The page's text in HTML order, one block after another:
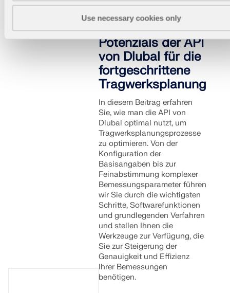
Use necessary cookies only
RFEM 6
Ausschöpfen des
Potenzials der API
von Dlubal für die
fortgeschrittene
Tragwerksplanung
In diesem Beitrag erfahren
Sie, wie man die API von
Dlubal optimal nutzt, um
Tragwerksplanungsprozesse
zu optimieren. Von der
Konfiguration der
Basisangaben bis zur
Feinabstimmung komplexer
Bemessungsparameter führen
wir Sie durch die wichtigsten
Schritte, Softwarefunktionen
und grundlegenden Verfahren
und stellen Ihnen die
Werkzeuge zur Verfügung, die
Sie zur Steigerung der
Genauigkeit und Effizienz
Ihrer Bemessungen
benötigen.